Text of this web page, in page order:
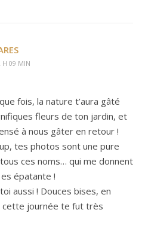
H 09 MIN
fois, la nature t’aura gâté
fleurs de ton jardin, et
à nous gâter en retour !
tes photos sont une pure
ces noms… qui me donnent
épatante !
aussi ! Douces bises, en
cette journée te fut très